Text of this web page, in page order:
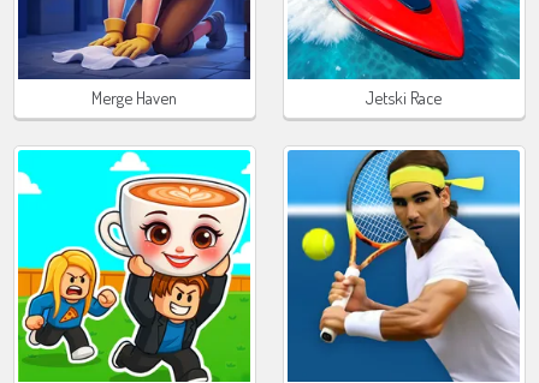
Merge Haven Jetski Race